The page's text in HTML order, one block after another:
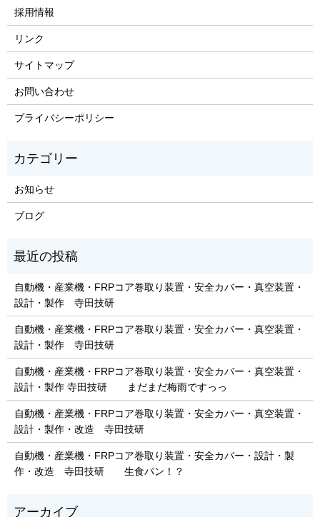
採用情報
リンク
サイトマップ
お問い合わせ
プライバシーポリシー
お知らせ
ブログ
自動機・産業機・FRPコア巻取り装置・安全カバー・真空装置・
設計・製作 寺田技研
自動機・産業機・FRPコア巻取り装置・安全カバー・真空装置・
設計・製作 寺田技研
自動機・産業機・FRPコア巻取り装置・安全カバー・真空装置・
設計・製作 寺田技研 まだまだ梅雨ですっっ
自動機・産業機・FRPコア巻取り装置・安全カバー・真空装置・
設計・製作・改造 寺田技研
自動機・産業機・FRPコア巻取り装置・安全カバー・設計・製
作・改造 寺田技研 生食パン！？